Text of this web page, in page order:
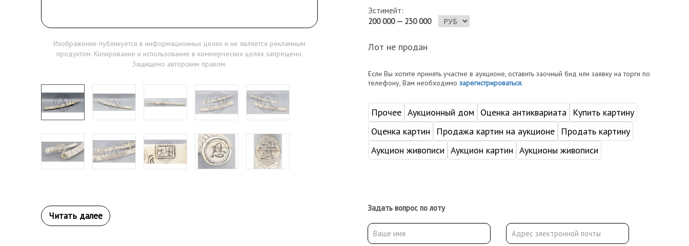
Изображение публикуется в информационных целях и не является рекламным
продуктом. Копирование и использование в коммерческих целях запрещено.
Защищено авторским правом.
Эстимейт:
200 000 — 230 000
Лот не продан
Если Вы хотите принять участие в аукционе, оставить заочный бид или заявку на торги по
телефону, Вам необходимо зарегистрироваться.
Прочее Аукционный дом Оценка антиквариата
Купить картину
Оценка картин
Продажа картин на аукционе
Продать картину
Аукцион живописи Аукцион картин Аукционы живописи
Задать вопрос по лоту